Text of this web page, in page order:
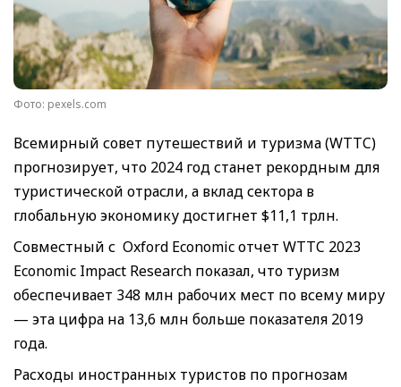
Фото: pexels.com
Всемирный совет путешествий и туризма (WTTC)
прогнозирует, что 2024 год станет рекордным для
туристической отрасли, а вклад сектора в
глобальную экономику достигнет $11,1 трлн.
Совместный с Oxford Economic отчет WTTC 2023
Economic Impact Research показал, что туризм
обеспечивает 348 млн рабочих мест по всему миру
— эта цифра на 13,6 млн больше показателя 2019
года.
Расходы иностранных туристов по прогнозам